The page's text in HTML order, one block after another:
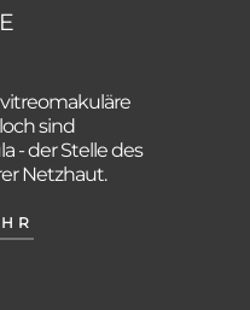
sind
- der Stelle des
Netzhaut.